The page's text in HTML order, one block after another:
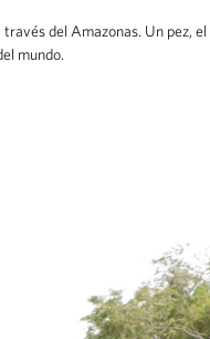
del Amazonas. Un pez,
mundo.